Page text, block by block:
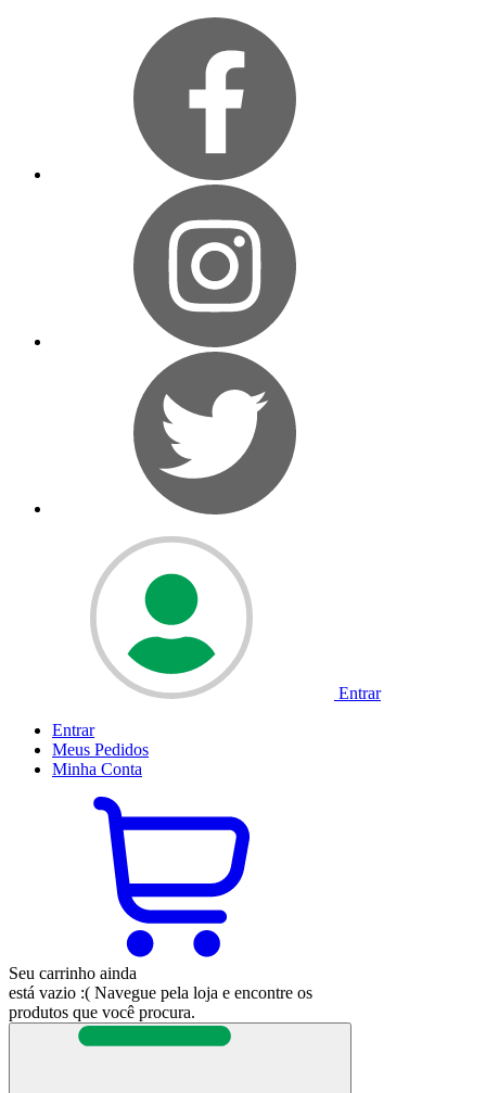
Entrar
Entrar
Meus Pedidos
Minha Conta
Seu carrinho ainda
está vazio :( Navegue pela loja e encontre os
produtos que você procura.